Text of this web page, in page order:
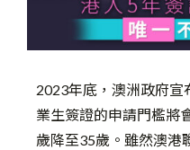
2023年底，澳洲政府宣
業生簽證的申請門檻將
歲降至35歲。雖然澳港